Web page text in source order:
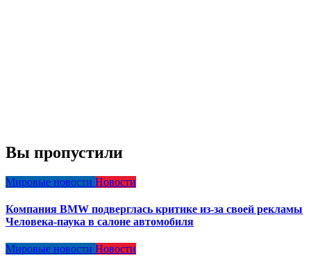
Вы пропустили
Мировые новости Новости
Компания BMW подверглась критике из-за своей рекламы
Человека-паука в салоне автомобиля
Мировые новости Новости